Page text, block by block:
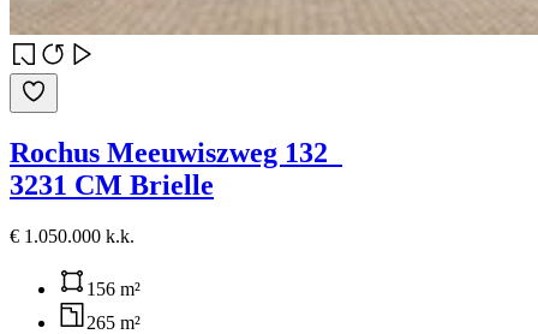
Rochus Meeuwiszweg 132
3231 CM Brielle
€ 1.050.000 k.k.
156 m²
265 m²